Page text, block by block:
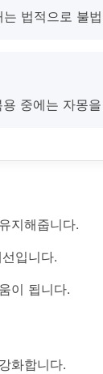
법적으로 불
중에는 자몽
지해줍니다.
입니다.
이 됩니다.
화합니다.